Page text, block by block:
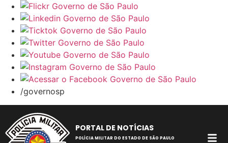
/governosp
PORTAL DE NOTÍCIAS
POLÍCIA MILITAR DO ESTADO DE SÃO PAULO